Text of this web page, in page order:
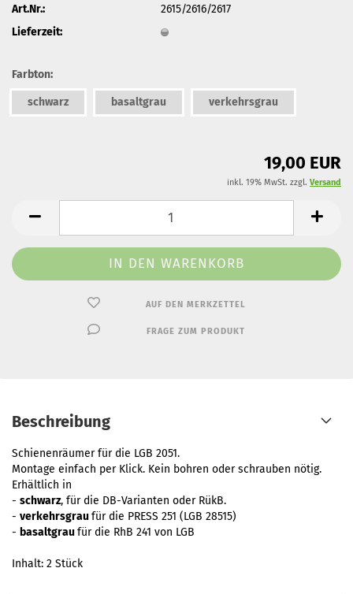
Art.Nr.:
2615/2616/2617
Lieferzeit:
Farbton:
schwarz basaltgrau verkehrsgrau
19,00 EUR
inkl. 19% MwSt. zzgl. Versand
AUF DEN MERKZETTEL
FRAGE ZUM PRODUKT
Beschreibung
Schienenräumer für die LGB 2051.
Montage einfach per Klick. Kein bohren oder schrauben nötig.
Erhältlich in
- schwarz, für die DB-Varianten oder RükB.
- verkehrsgraufür die PRESS 251 (LGB 28515)
- basaltgraufür die RhB 241 von LGB
Inhalt: 2 Stück